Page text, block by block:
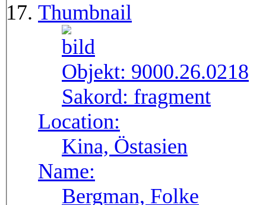
Thumbnail
Objekt: 9000.26.0218
Sakord: fragment
Location:
Kina, Östasien
Name:
Bergman, Folke